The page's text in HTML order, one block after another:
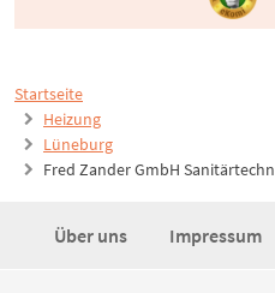
Startseite
Heizung
Lüneburg
Fred Zander GmbH
Über uns Impressum